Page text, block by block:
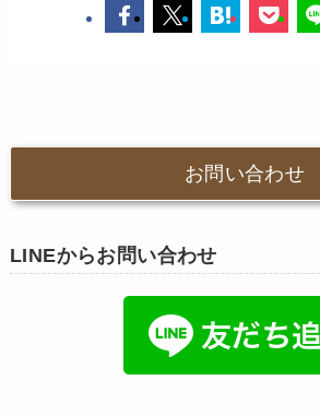
お問い合わせ
LINEからお問い合わせ